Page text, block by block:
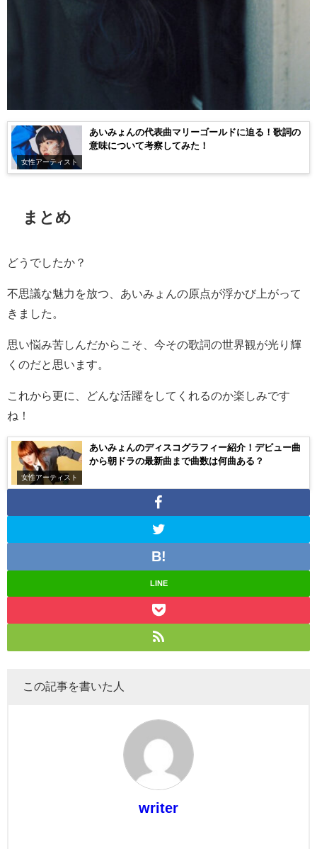
女性アーティスト
あいみょんの代表曲マリーゴールドに迫る！歌詞の
意味について考察してみた！
まとめ
どうでしたか？
不思議な魅力を放つ、あいみょんの原点が浮かび上がって
きました。
思い悩み苦しんだからこそ、今その歌詞の世界観が光り輝
くのだと思います。
これから更に、どんな活躍をしてくれるのか楽しみです
ね！
女性アーティスト
あいみょんのディスコグラフィー紹介！デビュー曲
から朝ドラの最新曲まで曲数は何曲ある？
LINE
この記事を書いた人
writer